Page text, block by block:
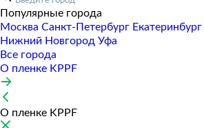
Популярные города
Москва Санкт-Петербур Екатеринбур
Нижний Новгород Уфа
Все города
О пленке KPPF
О пленке KPPF